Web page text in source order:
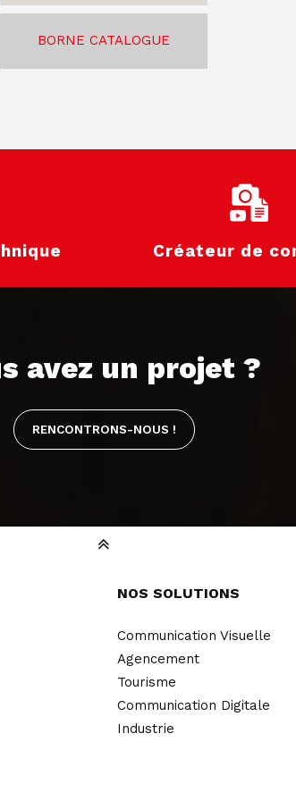
BORNE CATALOGUE
Créateur de
avez un projet ?
RENCONTRONS-NOUS !
NOS SOLUTIONS
Communication Visuelle
Agencement
Tourisme
Communication Digitale
Industrie